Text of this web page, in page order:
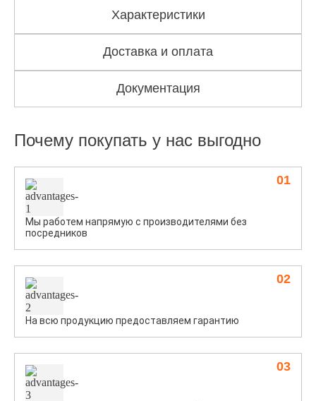
Характеристики
Доставка и оплата
Документация
Почему покупать у нас выгодно
Мы работем напрямую с производителями без
посредников
01
На всю продукцию предоставляем гарантию
02
03